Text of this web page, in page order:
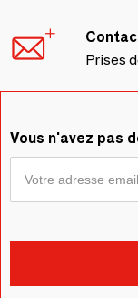
Prises
Vous n'avez pas